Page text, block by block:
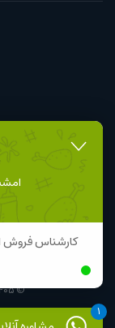
1
کارشناس فروش
©